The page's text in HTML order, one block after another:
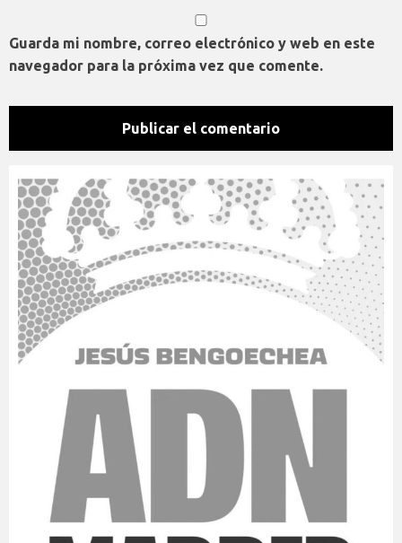
Guarda mi nombre, correo electrónico y web en este
navegador para la próxima vez que comente.